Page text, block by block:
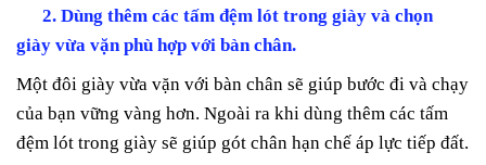
2. Dùng thêm các tấm đệm lót trong giày và chọn
giày vừa vặn phù hợp với bàn chân.
Một đôi giày vừa vặn với bàn chân sẽ giúp bước đi và chạy
của bạn vững vàng hơn. Ngoài ra khi dùng thêm các tấm
đệm lót trong giày sẽ giúp gót chân hạn chế áp lực tiếp đất.